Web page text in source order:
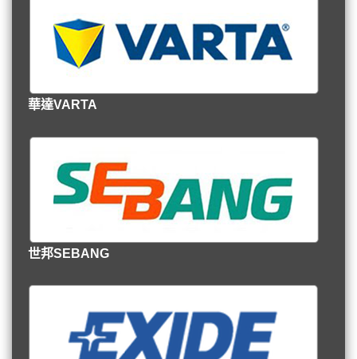
華達VARTA
世邦SEBANG